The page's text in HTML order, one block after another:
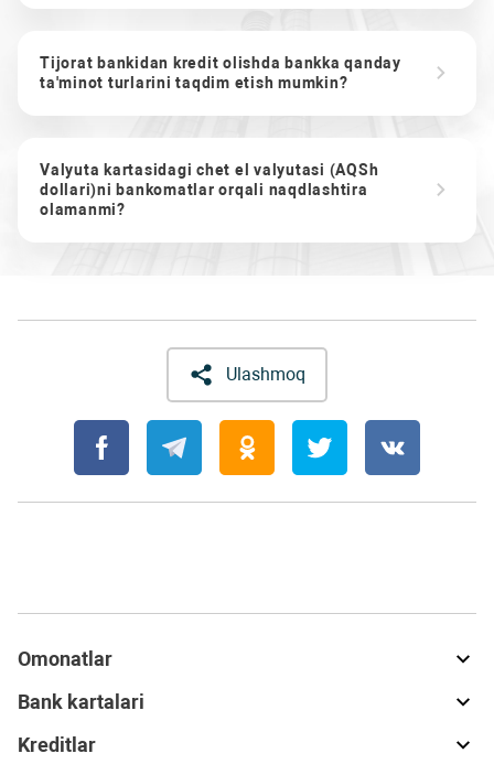
Tijorat bankidan kredit olishda bankka qanday
ta'minot turlarini taqdim etish mumkin?
Valyuta kartasidagi chet el valyutasi (AQSh
dollari)ni bankomatlar orqali naqdlashtira
olamanmi?
Ulashmoq
Omonatlar
Bank kartalari
Kreditlar